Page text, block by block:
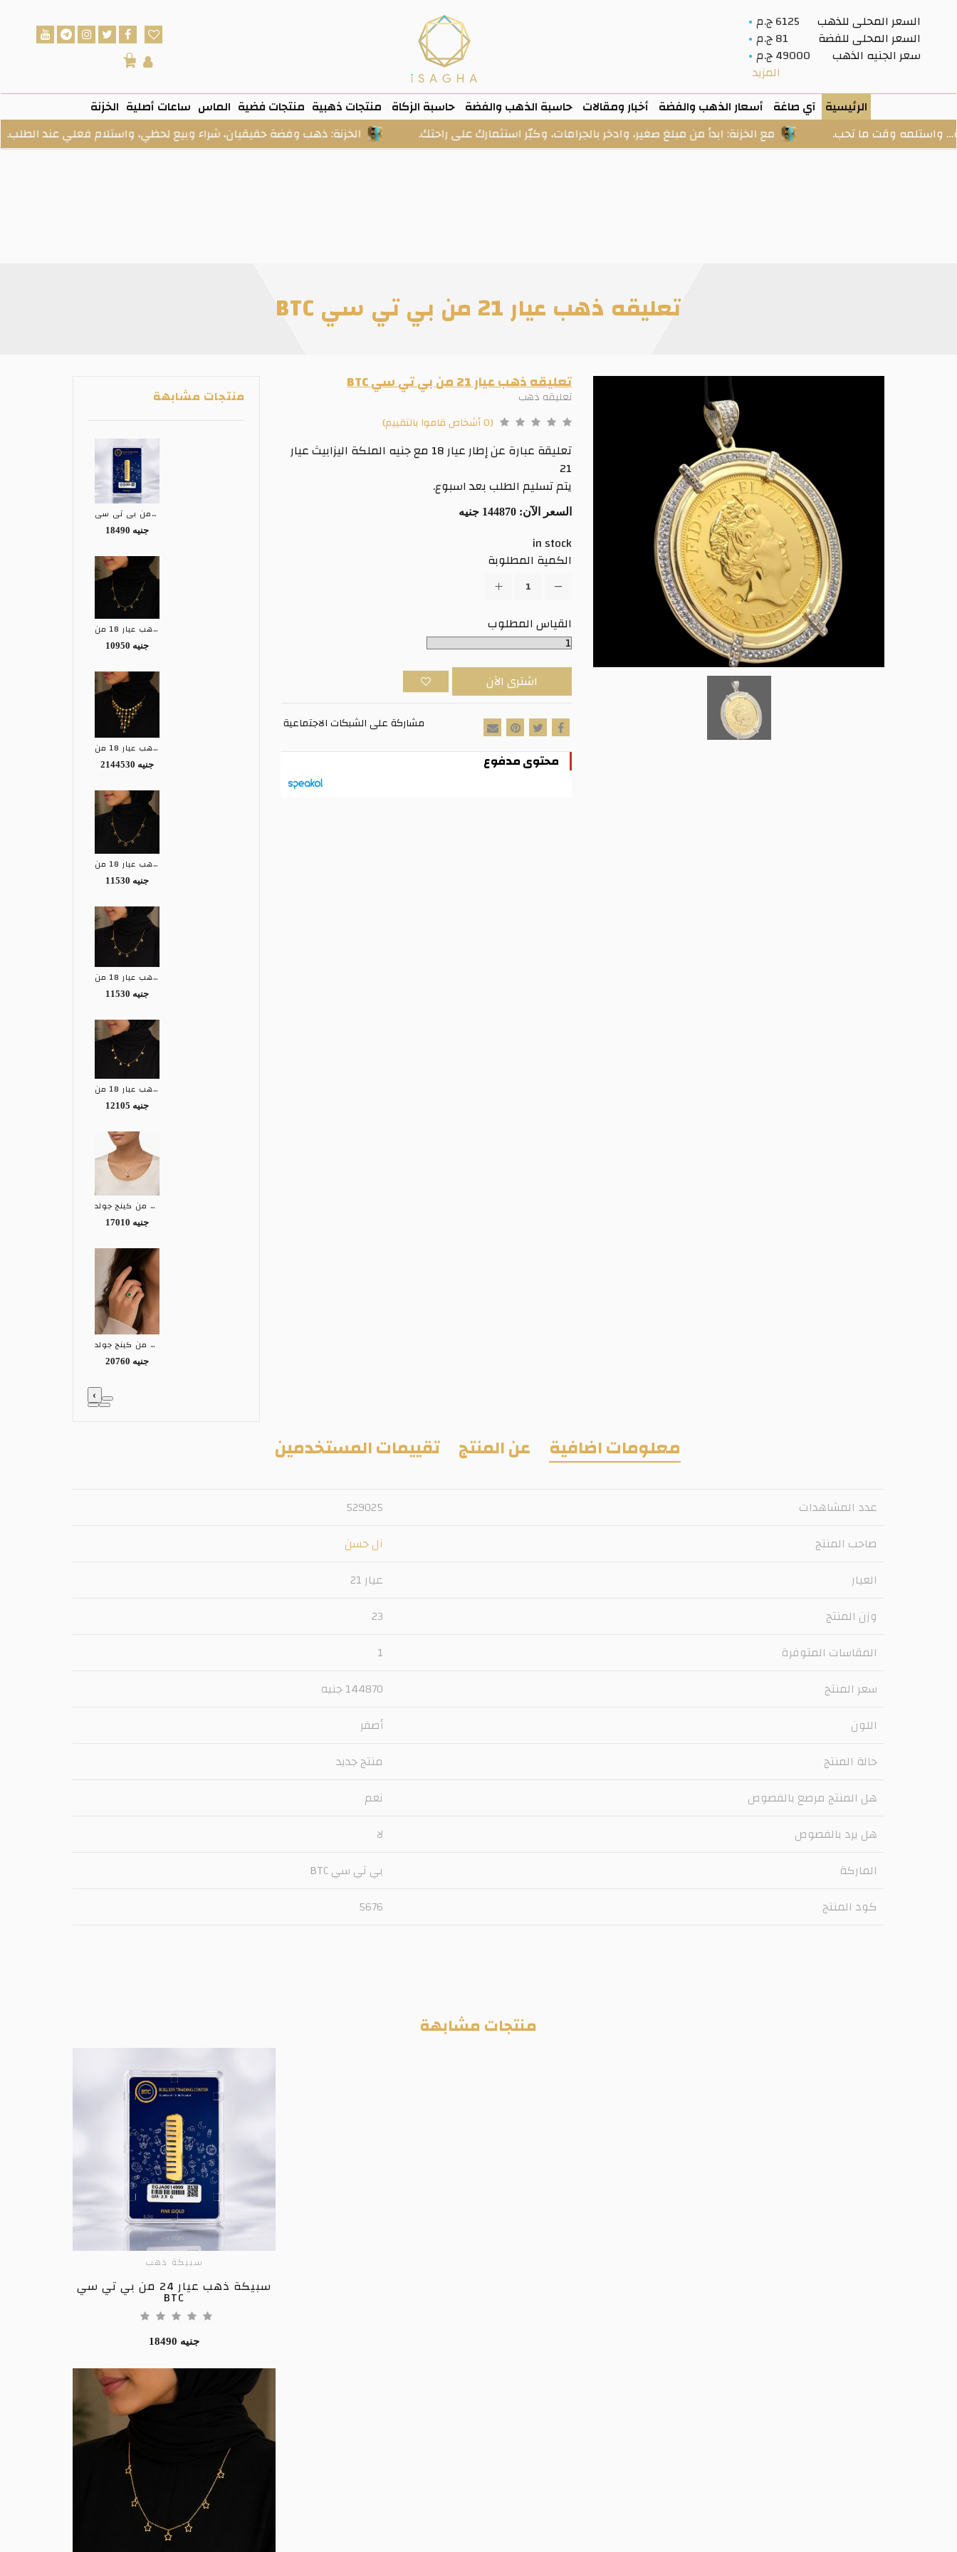
السعر المحلى للذهب
6125 ج.م
السعر المحلى للفضة
81 ج.م
سعر الجنيه الذهب
49000 ج.م
المزيد
0
الرئيسية آي صاغة أسعار الذهب والفضة أخبار ومقالات حاسبة الذهب والفضة حاسبة الزكاة منتجات ذهبية منتجات فضية الماس ساعات أصلية الخزنة
الخزنة: ذهب وفضة حقيقيان، شراء وبيع لحظي، واستلام فعلي عند الطلب. مع الخزنة: ابدأ من مبلغ صغير، وادخر بالجرامات، وكبّر استثمارك على راحتك. وقت ما تحب.
تعليقه ذهب عيار 21 من بي تي سي BTC
تعليقه ذهب عيار 21 من بي تي سي BTC
تعليقه ذهب
(0 أشخاص قاموا بالتقييم)
تعليقة عبارة عن إطار عيار 18 مع جنيه الملكة اليزابيث عيار
21
يتم تسليم الطلب بعد اسبوع.
السعر الآن:
in stock
الكمية المطلوبة
القياس المطلوب
اشترى الآن
مشاركة على الشبكات الاجتماعية
محتوى مدفوع
منتجات مشابهة
سبيكة ذهب عيار 24 من بي تي سي BTC
18490 جنيه
كوليه ذهب عيار 18 من EGY
10950 جنيه
كوليه ذهب عيار 18 من EGY
2144530 جنيه
كوليه ذهب عيار 18 من EGY
11530 جنيه
كوليه ذهب عيار 18 من EGY
11530 جنيه
كوليه ذهب عيار 18 من EGY
12105 جنيه
كوليه ذهب عيار 18 من كينج جولد KING GOLD
17010 جنيه
خاتم ذهب عيار 18 من كينج جولد KING GOLD
20760 جنيه
‹
معلومات اضافية عن المنتج تقييمات المستخدمين
عدد المشاهدات
529025
صاحب المنتج
آل حسن
العيار
عيار 21
وزن المنتج
23
المقاسات المتوفرة
1
سعر المنتج
144870 جنيه
اللون
أصفر
حالة المنتج
منتج جديد
هل المنتج مرصع بالفصوص
نعم
هل يرد بالفصوص
لا
الماركة
بي تي سي BTC
كود المنتج
5676
منتجات مشابهة
ADD TO CART
سبيكة ذهب
سبيكة ذهب عيار 24 من بي تي سي
BTC
18490 جنيه